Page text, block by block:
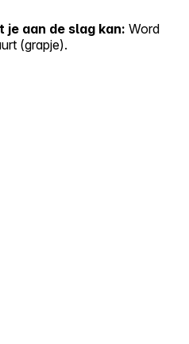
je aan de slag kan: Word
(grapje).